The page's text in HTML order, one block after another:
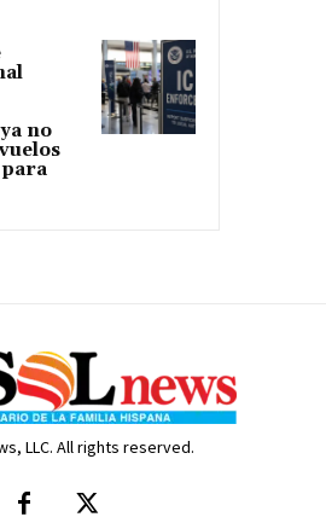
no
LLC. All rights reserved.